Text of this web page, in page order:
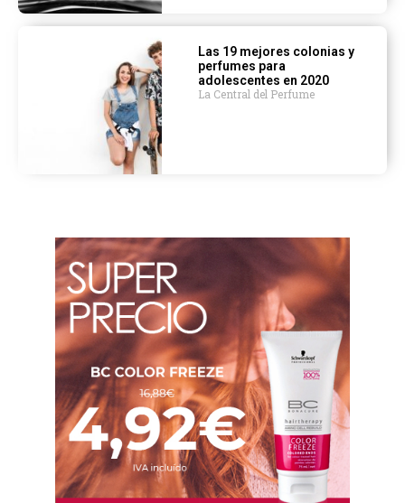
Las 19 mejores colonias y
perfumes para
adolescentes en 2020
La Central del Perfume